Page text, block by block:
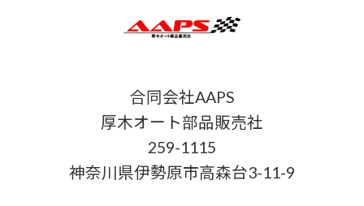
合同会社AAPS
厚木オート部品販売社
259-1115
神奈川県伊勢原市高森台3-11-9